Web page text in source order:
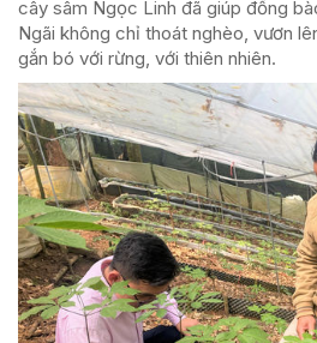
cây sâm Ngọc Linh đã giúp đồng
Ngãi không chỉ thoát nghèo, vươn
gắn bó với rừng, với thiên nhiên.